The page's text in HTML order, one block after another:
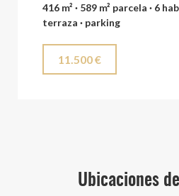
416 m² · 589 m² parcela · 6
terraza · parking
11.500 €
Ubicaciones